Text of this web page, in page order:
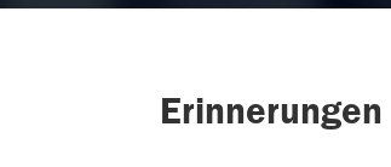
Erinnerungen